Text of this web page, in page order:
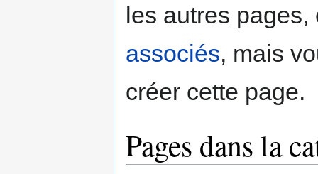
les autres
associés, mais
créer cette page.
Pages dans la